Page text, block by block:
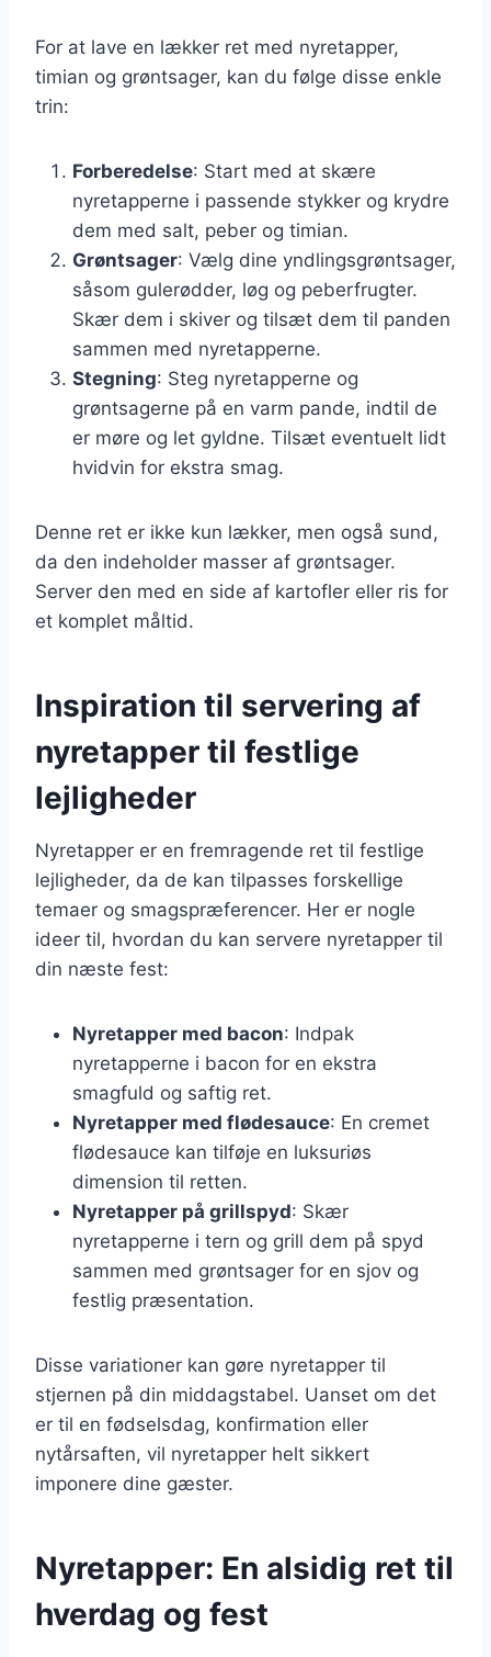
For at lave en lækker ret med nyretapper,
timian og grøntsager, kan du følge disse enkle
trin:
Forberedelse: Start med at skære
nyretapperne i passende stykker og krydre
dem med salt, peber og timian.
Grøntsager: Vælg dine yndlingsgrøntsager,
såsom gulerødder, løg og peberfrugter.
Skær dem i skiver og tilsæt dem til panden
sammen med nyretapperne.
Stegning: Steg nyretapperne og
grøntsagerne på en varm pande, indtil de
er møre og let gyldne. Tilsæt eventuelt lidt
hvidvin for ekstra smag.
Denne ret er ikke kun lækker, men også sund,
da den indeholder masser af grøntsager.
Server den med en side af kartofler eller ris for
et komplet måltid.
Inspiration til servering af
nyretapper til festlige
lejligheder
Nyretapper er en fremragende ret til festlige
lejligheder, da de kan tilpasses forskellige
temaer og smagspræferencer. Her er nogle
ideer til, hvordan du kan servere nyretapper til
din næste fest:
Nyretapper med bacon: Indpak
nyretapperne i bacon for en ekstra
smagfuld og saftig ret.
Nyretapper med flødesauce: En cremet
flødesauce kan tilføje en luksuriøs
dimension til retten.
Nyretapper på grillspyd: Skær
nyretapperne i tern og grill dem på spyd
sammen med grøntsager for en sjov og
festlig præsentation.
Disse variationer kan gøre nyretapper til
stjernen på din middagstabel. Uanset om det
er til en fødselsdag, konfirmation eller
nytårsaften, vil nyretapper helt sikkert
imponere dine gæster.
Nyretapper: En alsidig ret til
hverdag og fest